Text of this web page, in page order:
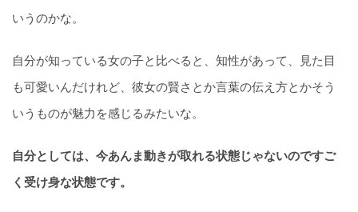
いうのかな。
自分が知っている女の子と比べると、知性があって、見た目
も可愛いんだけれど、彼女の賢さとか言葉の伝え方とかそう
いうものが魅力を感じるみたいな。
自分としては、今あんま動きが取れる状態じゃないのですご
く受け身な状態です。